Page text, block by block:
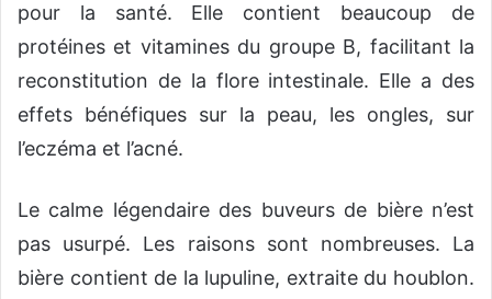
pour la santé. Elle contient beaucoup de
protéines et vitamines du groupe B, facilitant la
reconstitution de la flore intestinale. Elle a des
effets bénéfiques sur la peau, les ongles, sur
l’eczéma et l’acné.
Le calme légendaire des buveurs de bière n’est
pas usurpé. Les raisons sont nombreuses. La
bière contient de la lupuline, extraite du houblon.